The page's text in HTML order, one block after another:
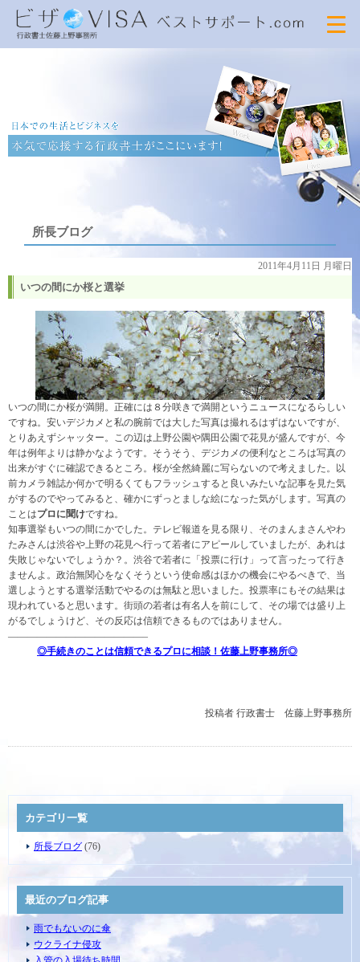
所長ブログ
2011年4月11日 月曜日
いつの間にか桜と選挙
いつの間にか桜が満開。正確には８分咲きで満開というニュースになるらしい
ですね。安いデジカメと私の腕前では大した写真は撮れるはずはないですが、
とりあえずシャッター。この辺は上野公園や隅田公園で花見が盛んですが、今
年は例年よりは静かなようです。そうそう、デジカメの便利なところは写真の
出来がすぐに確認できるところ。桜が全然綺麗に写らないので考えました。以
前カメラ雑誌か何かで明るくてもフラッシュすると良いみたいな記事を見た気
がするのでやってみると、確かにずっとましな絵になった気がします。写真の
ことはプロに聞けですね。
知事選挙もいつの間にかでした。テレビ報道を見る限り、そのまんまさんやわ
たみさんは渋谷や上野の花見へ行って若者にアピールしていましたが、あれは
失敗じゃないでしょうか？。渋谷で若者に「投票に行け」って言ったって行き
ませんよ。政治無関心をなくそうという使命感はほかの機会にやるべきで、当
選しようとする選挙活動でやるのは無駄と思いました。投票率にもその結果は
現われていると思います。街頭の若者は有名人を前にして、その場では盛り上
がるでしょうけど、その反応は信頼できるものではありません。
——————————————–
◎手続きのことは信頼できるプロに相談！佐藤上野事務所◎
投稿者 行政書士 佐藤上野事務所
カテゴリ一覧
所長ブログ (76)
最近のブログ記事
雨でもないのに傘
ウクライナ侵攻